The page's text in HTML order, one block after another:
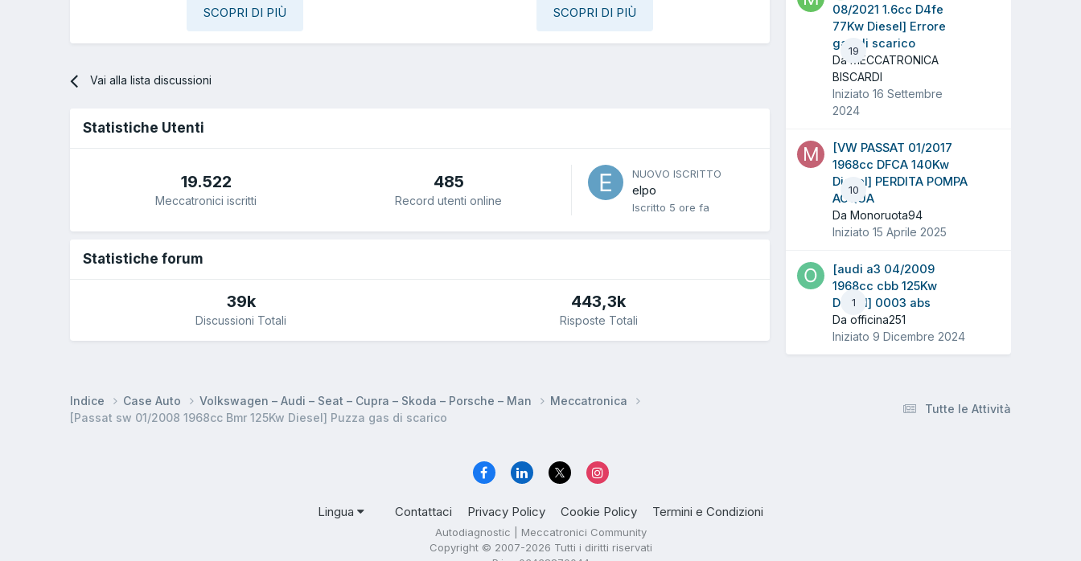
SCOPRI DI PIÙ SCOPRI DI PIÙ
Vai alla lista discussioni
Statistiche Utenti
19.522
Meccatronici iscritti
485
Record utenti online
NUOVO ISCRITTO
elpo
Iscritto 5 ore fa
Statistiche forum
39k
Discussioni Totali
443,3k
Risposte Totali
19
08/2021 1.6cc D4fe
77Kw Diesel] Errore
gas di scarico
Da MECCATRONICA
BISCARDI
Iniziato 16 Settembre
2024
10
[VW PASSAT 01/2017
1968cc DFCA 140Kw
Diesel] PERDITA POMPA
ACQUA
Da Monoruota94
Iniziato 15 Aprile 2025
1
[audi a3 04/2009
1968cc cbb 125Kw
Diesel] 0003 abs
Da officina251
Iniziato 9 Dicembre 2024
Tutte le Attività
Indice Case Auto Volkswagen – Audi – Seat – Cupra – Skoda – Porsche – Man
Meccatronica
[Passat sw 01/2008 1968cc Bmr 125Kw Diesel] Puzza gas di scarico
Lingua Contattaci Privacy Policy Cookie Policy Termini e Condizioni
Autodiagnostic | Meccatronici Community
Copyright © 2007-2026 Tutti i diritti riservati